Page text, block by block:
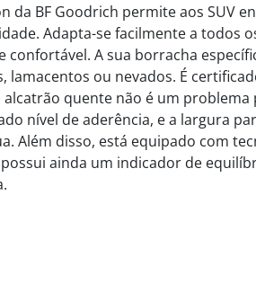
da BF Goodrich permite aos SUV
Adapta-se facilmente a todos
A sua borracha
ou nevados. É
quente não é um problema
nível de aderência, e a largura
Além disso, está equipado com
ainda um indicador de